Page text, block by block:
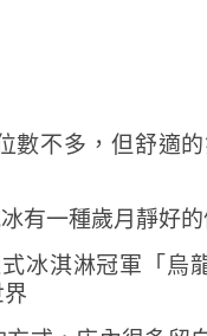
數不多，但舒適
有一種歲月靜好的